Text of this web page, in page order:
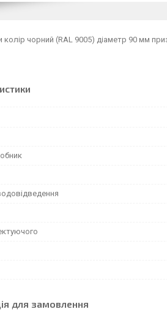
колір чорний (RAL 9005) діаметр 90 мм
для замовлення